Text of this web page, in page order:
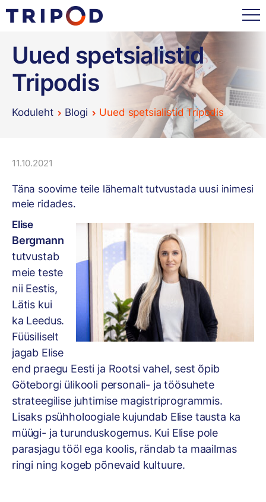
Uued spetsialistid
Tripodis
Koduleht Blogi Uued spetsialistid Tripodis
11.10.2021
Täna soovime teile lähemalt tutvustada uusi inimesi
meie ridades.
Elise
Bergmann
tutvustab
meie teste
nii Eestis,
Lätis kui
ka Leedus.
Füüsiliselt
jagab Elise
end praegu Eesti ja Rootsi vahel, sest õpib
Göteborgi ülikooli personali- ja töösuhete
strateegilise juhtimise magistriprogrammis.
Lisaks psühholoogiale kujundab Elise tausta ka
müügi- ja turunduskogemus. Kui Elise pole
parasjagu tööl ega koolis, rändab ta maailmas
ringi ning kogeb põnevaid kultuure.